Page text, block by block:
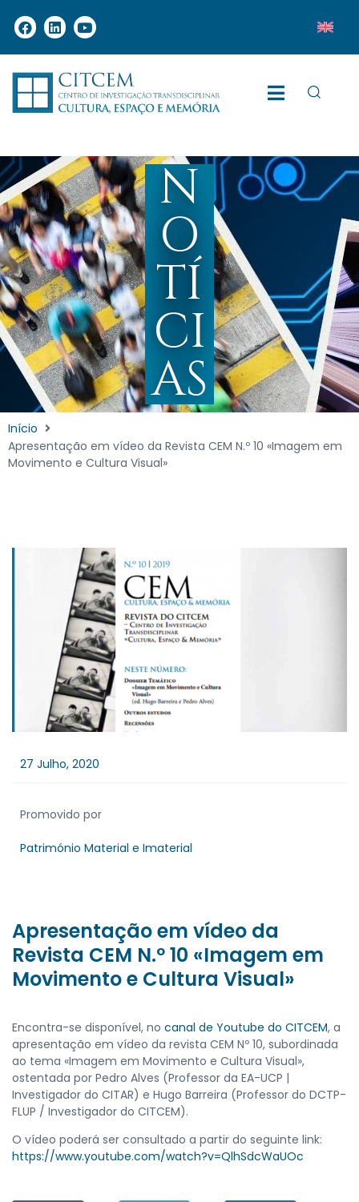
N
O
TÍ
CI
AS
Início
Apresentação em vídeo da Revista CEM N.º 10 «Imagem em
Movimento e Cultura Visual»
27 Julho, 2020
Promovido por
Património Material e Imaterial
Apresentação em vídeo da
Revista CEM N.º 10 «Imagem em
Movimento e Cultura Visual»
Encontra-se disponível, no canal de Youtube do CITCEM, a
apresentação em vídeo da revista CEM Nº 10, subordinada
ao tema «Imagem em Movimento e Cultura Visual»,
ostentada por Pedro Alves (Professor da EA-UCP |
Investigador do CITAR) e Hugo Barreira (Professor do DCTP-
FLUP / Investigador do CITCEM).
O vídeo poderá ser consultado a partir do seguinte link:
https://www.youtube.com/watch?v=QlhSdcWaUOc